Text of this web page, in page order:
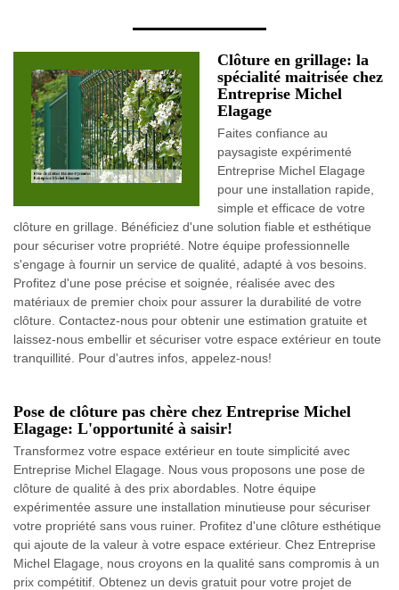
Clôture en grillage: la
spécialité maitrisée chez
Entreprise Michel
Elagage
Faites confiance au
paysagiste expérimenté
Entreprise Michel Elagage
pour une installation rapide,
simple et efficace de votre
clôture en grillage. Bénéficiez d'une solution fiable et esthétique
pour sécuriser votre propriété. Notre équipe professionnelle
s'engage à fournir un service de qualité, adapté à vos besoins.
Profitez d'une pose précise et soignée, réalisée avec des
matériaux de premier choix pour assurer la durabilité de votre
clôture. Contactez-nous pour obtenir une estimation gratuite et
laissez-nous embellir et sécuriser votre espace extérieur en toute
tranquillité. Pour d'autres infos, appelez-nous!
Pose de clôture pas chère chez Entreprise Michel
Elagage: L'opportunité à saisir!
Transformez votre espace extérieur en toute simplicité avec
Entreprise Michel Elagage. Nous vous proposons une pose de
clôture de qualité à des prix abordables. Notre équipe
expérimentée assure une installation minutieuse pour sécuriser
votre propriété sans vous ruiner. Profitez d'une clôture esthétique
qui ajoute de la valeur à votre espace extérieur. Chez Entreprise
Michel Elagage, nous croyons en la qualité sans compromis à un
prix compétitif. Obtenez un devis gratuit pour votre projet de